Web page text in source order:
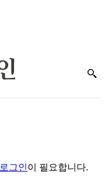
로그인이 필요합니다.